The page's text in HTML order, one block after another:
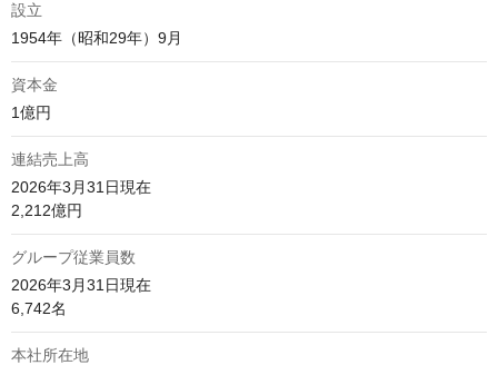
設立
1954年（昭和29年）9月
資本金
1億円
連結売上高
2026年3月31日現在
2,212億円
グループ従業員数
2026年3月31日現在
6,742名
本社所在地